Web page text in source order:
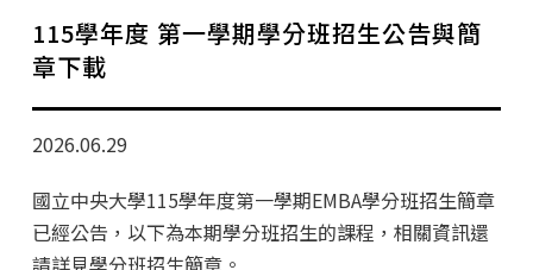
行政公告
師生動態
115學年度 第一學期學分班招生公告與簡
章下載
2026.06.29
國立中央大學115學年度第一學期EMBA學分班招生簡章
已經公告，以下為本期學分班招生的課程，相關資訊還